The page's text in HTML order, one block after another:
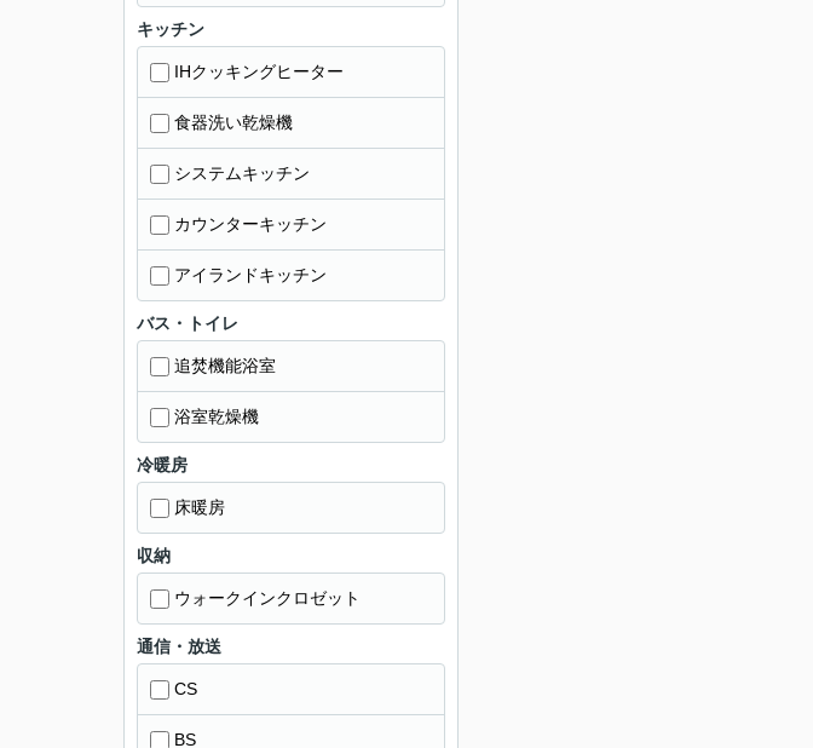
キッチン
IHクッキングヒーター
食器洗い乾燥機
システムキッチン
カウンターキッチン
アイランドキッチン
バス・トイレ
追焚機能浴室
浴室乾燥機
冷暖房
床暖房
収納
ウォークインクロゼット
通信・放送
CS
BS